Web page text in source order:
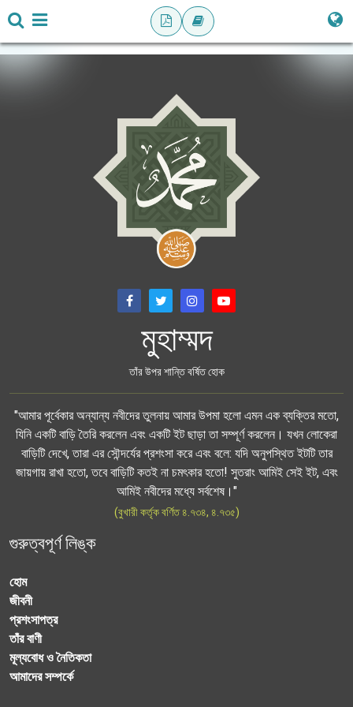
মুহাম্মদ
তাঁর উপর শান্তি বর্ষিত হোক
"আমার পূর্বেকার অন্যান্য নবীদের তুলনায় আমার উপমা হলো এমন এক ব্যক্তির মতো,
যিনি একটি বাড়ি তৈরি করলেন এবং একটি ইট ছাড়া তা সম্পূর্ণ করলেন। যখন লোকেরা
বাড়িটি দেখে, তারা এর সৌন্দর্যের প্রশংসা করে এবং বলে: যদি অনুপস্থিত ইটটি তার
জায়গায় রাখা হতো, তবে বাড়িটি কতই না চমৎকার হতো! সুতরাং আমিই সেই ইট, এবং
আমিই নবীদের মধ্যে সর্বশেষ।"
(বুখারী কর্তৃক বর্ণিত ৪.৭৩৪, ৪.৭৩৫)
গুরুত্বপূর্ণ লিঙ্ক
হোম
জীবনী
প্রশংসাপত্র
তাঁর বাণী
মূল্যবোধ ও নৈতিকতা
আমাদের সম্পর্কে